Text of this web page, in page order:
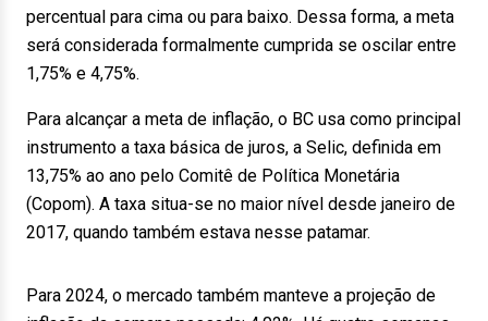
percentual para cima ou para baixo. Dessa forma, a meta
será considerada formalmente cumprida se oscilar entre
1,75% e 4,75%.
Para alcançar a meta de inflação, o BC usa como principal
instrumento a taxa básica de juros, a Selic, definida em
13,75% ao ano pelo Comitê de Política Monetária
(Copom). A taxa situa-se no maior nível desde janeiro de
2017, quando também estava nesse patamar.
Para 2024, o mercado também manteve a projeção de